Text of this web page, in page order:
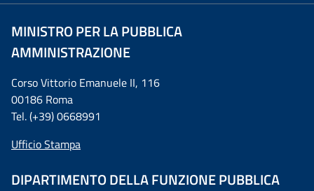
MINISTRO PER LA PUBBLICA
AMMINISTRAZIONE
Corso Vittorio Emanuele II, 116
00186 Roma
Tel. (+39) 0668991
Ufficio Stampa
DIPARTIMENTO DELLA FUNZIONE PUBBLICA